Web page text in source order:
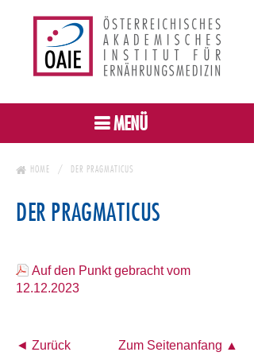
MENÜ
HOME DER PRAGMATICUS
DER PRAGMATICUS
Auf den Punkt gebracht vom
12.12.2023
◄ Zurück Zum Seitenanfang ▲